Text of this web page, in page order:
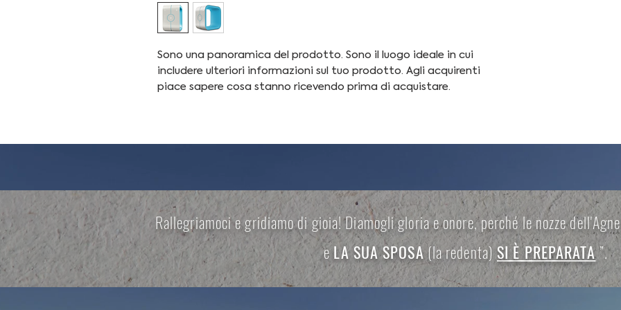
Sono una panoramica del prodotto. Sono il luogo ideale in cui
includere ulteriori informazioni sul tuo prodotto. Agli acquirenti
piace sapere cosa stanno ricevendo prima di acquistare.
Rallegriamoci e gridiamo di gioia! Diamogli gloria e onore, perché le nozze
eLA SUA SPOSA(la redenta)SI È PREPARATA”.